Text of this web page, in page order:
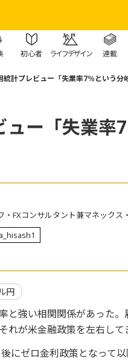
初心者 ライフデザイン 連載
統計プレビュー「失業率7％という分
ー「失業率7
・FXコンサルタント兼マネックス
円
と強い相関関係があった
れが米金融政策を左右して
にゼロ金利政策となって